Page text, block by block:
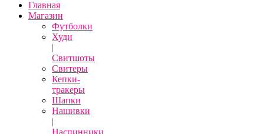
Главная
Магазин
Футболки
Худи
|
Свитшоты
Свитеры
Кепки-
тракеры
Шапки
Нашивки
|
Наспинники